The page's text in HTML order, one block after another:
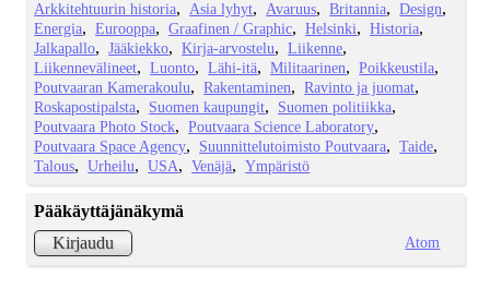
Arkkitehtuurin historia
Asia lyhyt Avaruus Britannia
Design
Energia
Eurooppa Graafinen / Graphic Helsinki
Historia
Jalkapallo
Jääkiekko Kirja-arvostelu
Liikenne
Liikennevälineet
Luonto Lähi-itä Militaarinen
Poikkeustila
Poutvaaran Kamerakoulu
Rakentaminen
Ravinto ja juomat
Roskapostipalsta
Suomen kaupungit
Suomen politiikka
Poutvaara Photo Stock
Poutvaara Science Laboratory
Poutvaara Space Agency
Suunnittelutoimisto Poutvaara
Taide
Talous
Urheilu USA Venäjä Ympäristö
Pääkäyttäjänäkymä
Kirjaudu
Atom